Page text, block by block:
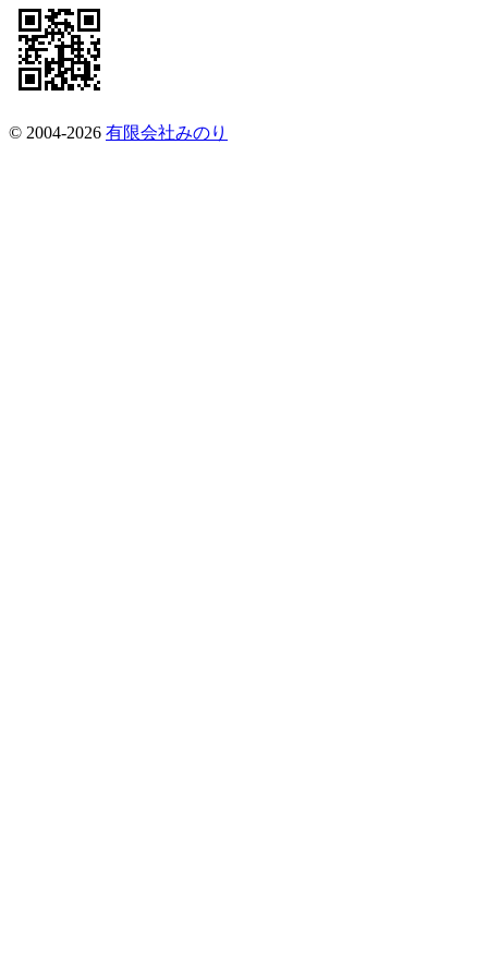
© 2004-2026 有限会社みのり